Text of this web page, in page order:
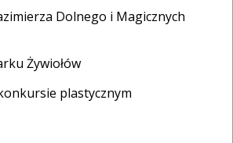
Dolnego i Magicznych
Żywiołów
plastycznym